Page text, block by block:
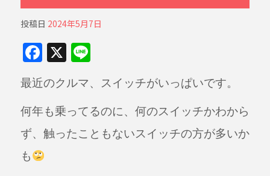
投稿日 2024年5月7日
F
a
c
e
b
o
o
X Li
e
最近のクルマ、スイッチがいっぱいです。
何年も乗ってるのに、何のスイッチかわから
ず、触ったこともないスイッチの方が多いか
も